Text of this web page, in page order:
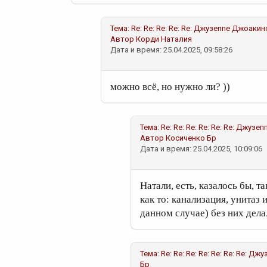
Тема: Re: Re: Re: Re: Re: Джузеппе
Автор Корди Наталия
Дата и время: 25.04.2025, 09:58:26
можно всё, но нужно ли? ))
Тема: Re: Re: Re: Re: Re: Re:
Автор Косиченко Бр
Дата и время: 25.04.2025, 10:09:06
Натали, есть, казалось бы,
как то: канализация,
данном случае) без них
Тема: Re: Re: Re: Re: Re: Re: Re:
Бр